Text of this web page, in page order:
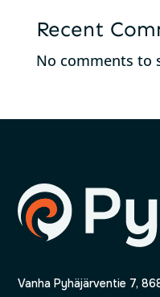
Recent
No comments to
Vanha Pyhäjärventie 7,